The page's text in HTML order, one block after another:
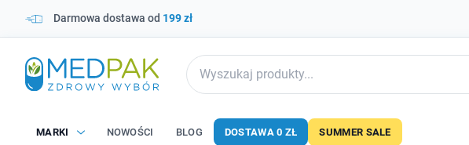
Darmowa dostawa od 199 zł
MARKI NOWOŚCI BLOG DOSTAWA 0 ZŁ SUMMER SALE